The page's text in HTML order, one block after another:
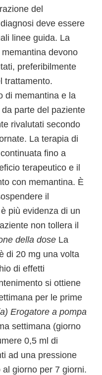
del
deve essere
linee guida. La
devono
preferibilmente
trattamento.
di memantina e la
parte del paziente
rivalutati secondo
La terapia di
fino a
terapeutico e il
con memantina. È
il
più evidenza di un
non tollera il
della dose La
di 20 mg una volta
di effetti
si ottiene
per le prime
Erogatore a pompa
settimana (giorno
0,5 ml di
ad una pressione
giorno per 7 giorni.